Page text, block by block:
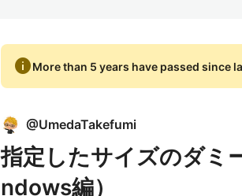
infoMore than 5 years have passed since
@UmedaTakefumi
指定したサイズのダミ
ndows編）